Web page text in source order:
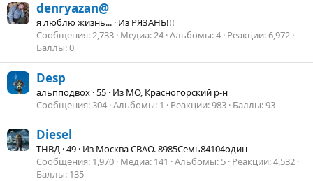
denryazan@
я люблю жизнь... · Из РЯЗАНЬ!!!
Сообщения 2,733 Медиа 24 Альбомы 4 Реакции 6,972
Баллы 0
Desp
альпподвох ·55 · Из МО, Красногорский р-н
Сообщения 304 Альбомы 1 Реакции 983 Баллы 93
Diesel
ТНВД ·49 · Из Москва СВАО. 8985Семь84104один
Сообщения 1,970 Медиа 141 Альбомы 5 Реакции 4,532
Баллы 135